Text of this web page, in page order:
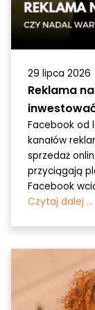
29 lipca 2026
Reklama
Facebook od
kanałów
sprzedaż
przyciągają
Facebook
Czytaj dalej ...